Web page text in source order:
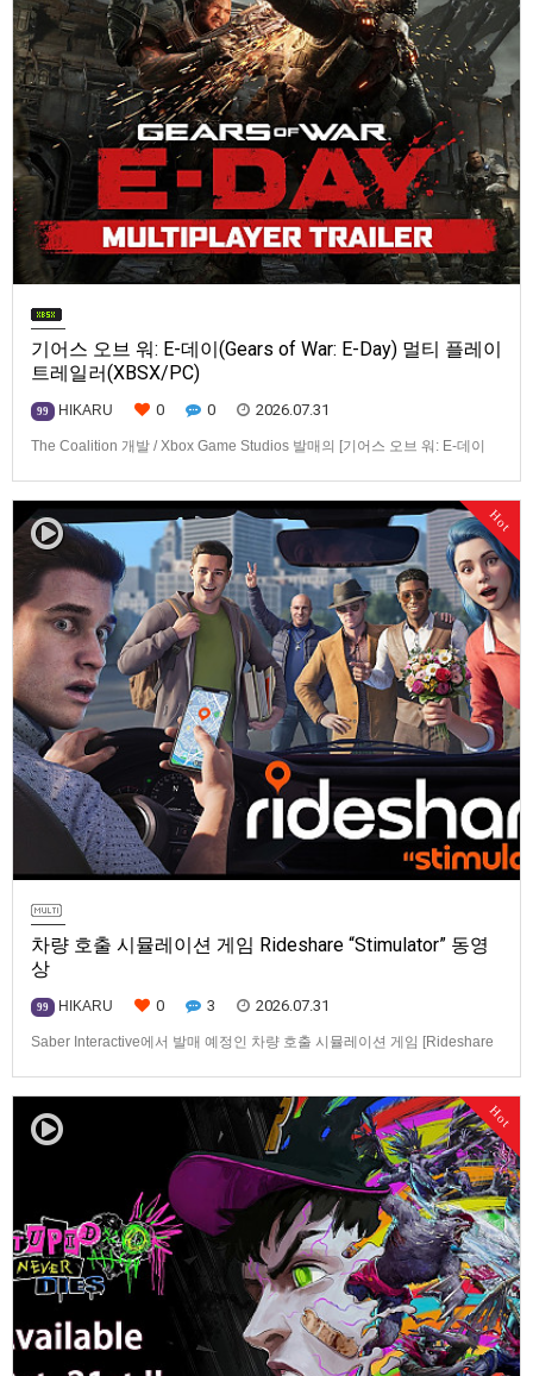
기어스 오브 워: E-데이(Gears of War: E-Day) 멀티 플레이
트레일러(XBSX/PC)
99 HIKARU 0 0 2026.07.31
The Coalition 개발 / Xbox Game Studios 발매의 [기어스 오브 워: E-데이
Hot
차량 호출 시뮬레이션 게임 Rideshare “Stimulator” 동영
상
99 HIKARU 0 3 2026.07.31
Saber Interactive에서 발매 예정인 차량 호출 시뮬레이션 게임 [Rideshare
을 운영하는 드라이버가 되어라'Rideshare "Stimulat…
Hot